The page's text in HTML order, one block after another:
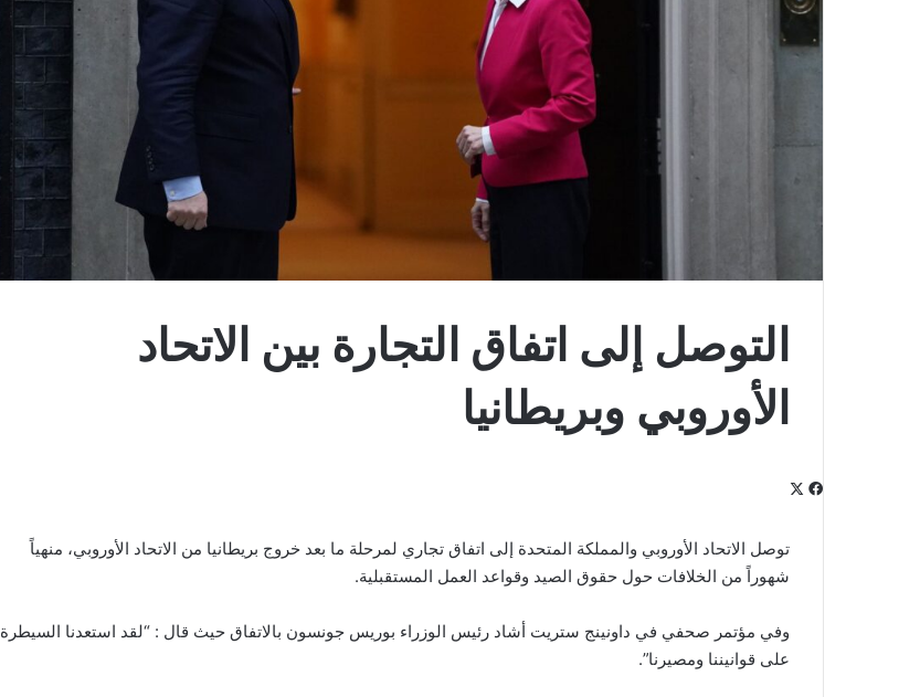
التوصل إلى اتفاق التجارة بين الاتحاد
الأوروبي وبريطانيا
فيسبوك
توصل الاتحاد الأوروبي والمملكة المتحدة إلى اتفاق تجاري لمرحلة ما بعد خروج بريطانيا من الاتحاد الأوروبي، منهياً
شهوراً من الخلافات حول حقوق الصيد وقواعد العمل المستقبلية.
وفي مؤتمر صحفي في داونينج ستريت أشاد رئيس الوزراء بوريس جونسون بالاتفاق حيث قال : “لقد استعدنا السيطرة
على قوانيننا ومصيرنا”.